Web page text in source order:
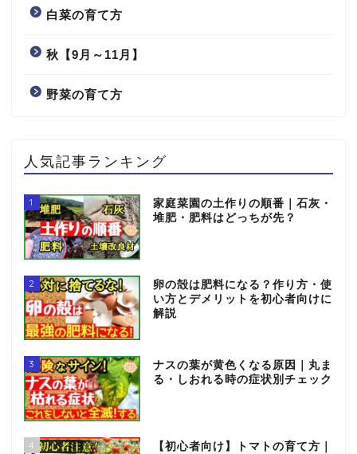
白菜の育て方
秋【9月～11月】
野菜の育て方
人気記事ランキング
1
家庭菜園の土作りの順番｜石灰・
堆肥・肥料はどっちが先？
2
卵の殻は肥料になる？作り方・使
い方とデメリットを初心者向けに
解説
3
ナスの葉が黄色くなる原因｜丸ま
る・しおれる時の症状別チェック
4
【初心者向け】トマトの育て方｜